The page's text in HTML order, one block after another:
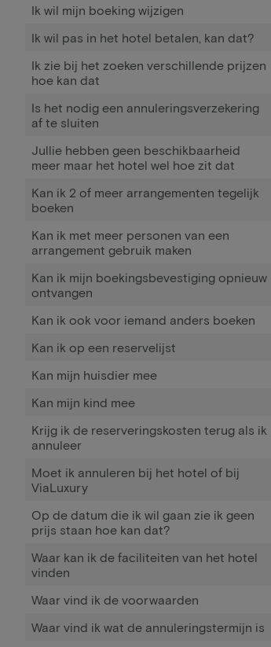
Ik wil mijn boeking wijzigen
Ik wil pas in het hotel betalen, kan dat?
Ik zie bij het zoeken verschillende prijzen
hoe kan dat
Is het nodig een annuleringsverzekering
af te sluiten
Jullie hebben geen beschikbaarheid
meer maar het hotel wel hoe zit dat
Kan ik 2 of meer arrangementen tegelijk
boeken
Kan ik met meer personen van een
arrangement gebruik maken
Kan ik mijn boekingsbevestiging opnieuw
ontvangen
Kan ik ook voor iemand anders boeken
Kan ik op een reservelijst
Kan mijn huisdier mee
Kan mijn kind mee
Krijg ik de reserveringskosten terug als ik
annuleer
Moet ik annuleren bij het hotel of bij
ViaLuxury
Op de datum die ik wil gaan zie ik geen
prijs staan hoe kan dat?
Waar kan ik de faciliteiten van het hotel
vinden
Waar vind ik de voorwaarden
Waar vind ik wat de annuleringstermijn is